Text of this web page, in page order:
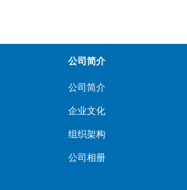
公司简介
公司简介
企业文化
组织架构
公司相册